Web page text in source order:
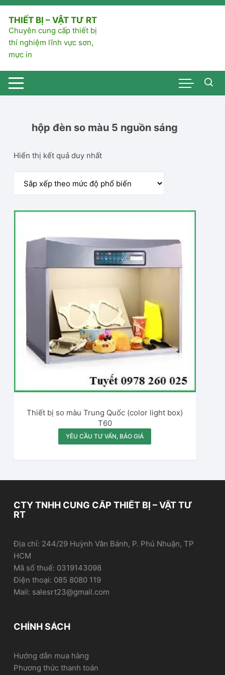
Chuyển
nội
dung
THIẾT BỊ – VẬT TƯ RT
Chuyên cung cấp thiết bị
thí nghiệm lĩnh vực sơn,
mực in
hộp đèn so màu 5 nguồn sáng
Hiển thị kết quả duy nhất
Thiết bị so màu Trung Quốc (color light box)
T60
YÊU CẦU TƯ VẤN, BÁO GIÁ
CTY TNHH CUNG CẤP THIẾT BỊ – VẬT TƯ
RT
Địa chỉ: 244/29 Huỳnh Văn Bánh, P. Phú Nhuận, TP
HCM
Mã số thuế: 0319143098
Điện thoại: 085 8080 119
Mail: salesrt23@gmail.com
CHÍNH SÁCH
Hướng dẫn mua hàng
Phương thức thanh toán